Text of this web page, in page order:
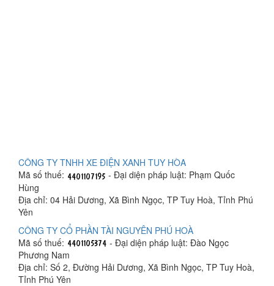
CÔNG TY TNHH XE ĐIỆN XANH TUY HÒA
Mã số thuế:
- Đại diện pháp luật: Phạm Quốc
Hùng
Địa chỉ: 04 Hải Dương, Xã Bình Ngọc, TP Tuy Hoà, Tỉnh Phú
Yên
CÔNG TY CỔ PHẦN TÀI NGUYÊN PHÚ HOÀ
Mã số thuế:
- Đại diện pháp luật: Đào Ngọc
Phương Nam
Địa chỉ: Số 2, Đường Hải Dương, Xã Bình Ngọc, TP Tuy Hoà,
Tỉnh Phú Yên